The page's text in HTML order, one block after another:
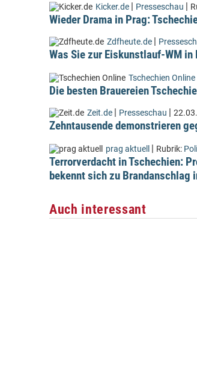
Kicker.de | Presseschau |
Wieder Drama in Prag:
Zdfheute.de |
Was Sie zur Eiskunstlauf-WM
Tschechien Online
Die besten Brauereien
Zeit.de | Presseschau |
Zehntausende demonstrieren
prag aktuell | Rubrik:
Terrorverdacht in Tschechien:
bekennt sich zu Brandanschlag
Auch interessant